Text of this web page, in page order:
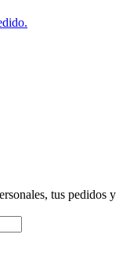
tus pedidos y